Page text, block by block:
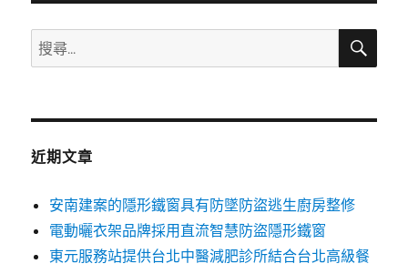
搜
尋
鍵
搜
近期文章
安南建案的隱形鐵窗具有防墜防盜逃生廚房整修
電動曬衣架品牌採用直流智慧防盜隱形鐵窗
東元服務站提供台北中醫減肥診所結合台北高級餐